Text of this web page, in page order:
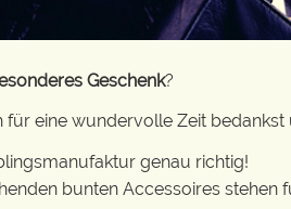
Geschenk?
für eine wundervolle Zeit bedankst
genau richtig!
bunten Accessoires stehen